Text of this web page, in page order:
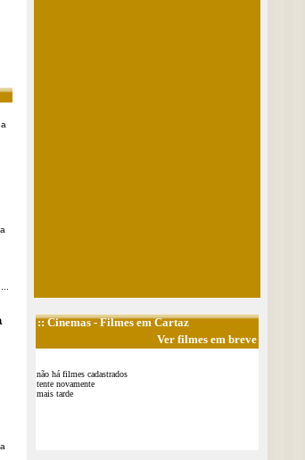
::Cinemas- Filmes em Cartaz
Ver filmes em breve
não há filmes cadastrados
tente novamente
mais tarde